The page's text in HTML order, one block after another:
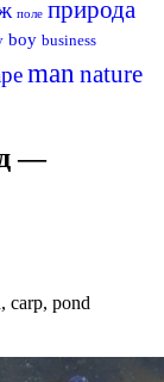
поле природа
boy business
man nature
—
carp, pond